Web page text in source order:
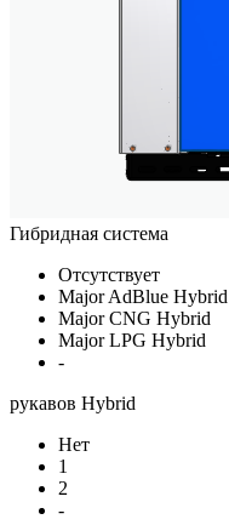
Гибридная система
Отсутствует
Major AdBlue Hybrid
Major CNG Hybrid
Major LPG Hybrid
-
рукавов Hybrid
Нет
1
2
-